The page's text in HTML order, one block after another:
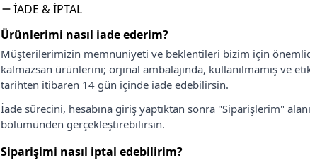
İADE & İPTAL
Ürünlerimi nasıl iade ederim?
Müşterilerimizin memnuniyeti ve beklentileri bizim için
kalmazsan ürünlerini; orjinal ambalajında, kullanılmamış ve
tarihten itibaren 14 gün içinde iade edebilirsin.
İade sürecini, hesabına giriş yaptıktan sonra "Siparişlerim"
bölümünden gerçekleştirebilirsin.
Siparişimi nasıl iptal edebilirim?